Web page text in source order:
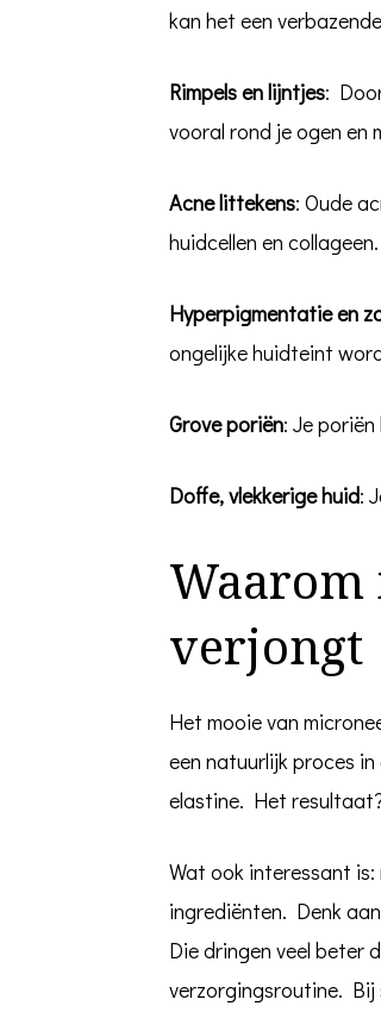
kan het een
Rimpels en lijntjes:
vooral rond je ogen en
Acne littekens: Oude
huidcellen en collageen.
Hyperpigmentatie en
ongelijke huidteint
Grove poriën: Je
Doffe, vlekkerige huid:
verjongt
Het mooie van
een natuurlijk proces
elastine. Het
Wat ook interessant
ingrediënten. Denk
Die dringen veel beter
verzorgingsroutine. Bij